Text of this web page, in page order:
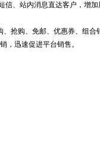
信、站内消息直达客户，增加
抢购、免邮、优惠券、组合
，迅速促进平台销售。